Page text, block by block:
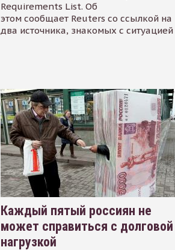
Requirements List. Об
этом сообщает Reuters со ссылкой на
два источника, знакомых с ситуацией
Каждый пятый россиян не
может справиться с долговой
нагрузкой